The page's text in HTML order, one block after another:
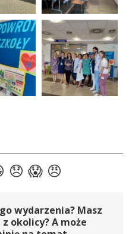
wydarzenia? Masz
okolicy? A może